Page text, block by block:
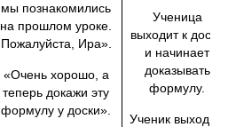
мы познакомились
на прошлом уроке.
Пожалуйста, Ира».
«Очень хорошо, а
теперь докажи эту
формулу у доски».
Ученица
выходит к доске
и начинает
доказывать
формулу.
Ученик выходит